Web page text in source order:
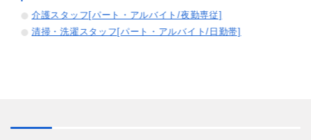
介護スタッフ[パート・アルバイト/夜勤専従]
清掃・洗濯スタッフ[パート・アルバイト/日勤帯]